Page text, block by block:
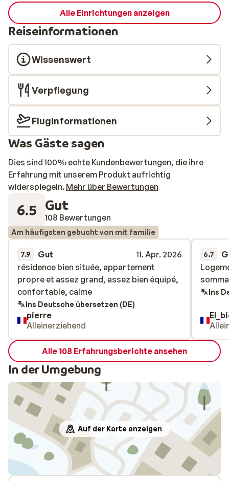
Alle Einrichtungen anzeigen
Reiseinformationen
Wissenswert
Verpflegung
Fluginformationen
Was Gäste sagen
Dies sind 100% echte Kundenbewertungen, die ihre
Erfahrung mit unserem Produkt aufrichtig
widerspiegeln. Mehr über Bewertungen
6.5 Gut
108 Bewertungen
Am häufigsten gebucht von mit familie
7.9 Gut
11. Apr. 2026
résidence bien située, appartement
propre et assez grand, assez bien équipé,
confortable, calme
résidence bien située, appartement
propre et assez grand, assez bien équipé,
confortable, calme
Ins Deutsche übersetzen (DE)
pierre
Alleinerziehend
6.7
Ins
Alle 108 Erfahrungsberichte ansehen
In der Umgebung
Auf der Karte anzeigen